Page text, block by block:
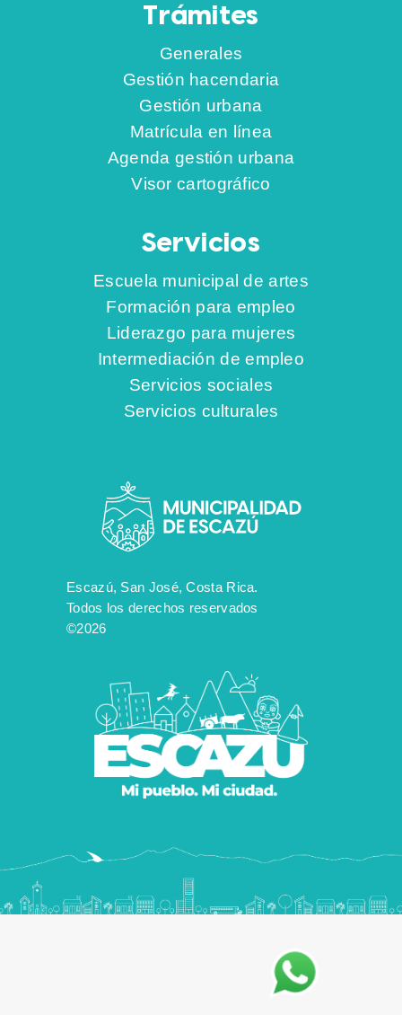
Trámites
Generales
Gestión hacendaria
Gestión urbana
Matrícula en línea
Agenda gestión urbana
Visor cartográfico
Servicios
Escuela municipal de artes
Formación para empleo
Liderazgo para mujeres
Intermediación de empleo
Servicios sociales
Servicios culturales
Escazú, San José, Costa Rica.
Todos los derechos reservados
©2026